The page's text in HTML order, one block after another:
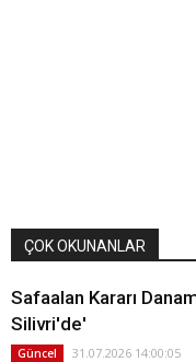
ÇOK OKUNANLAR
Safaalan Kararı
Silivri'de'
Güncel 31.07.2026 14:00:05